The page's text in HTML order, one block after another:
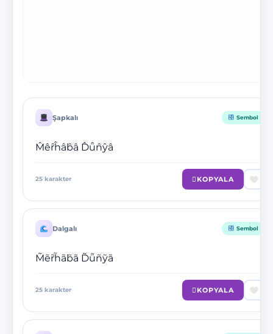
Şapkalı Sembol
M̂êr̂ĥâb̂â D̂ü̂n̂ŷâ
25 karakter KOPYALA
Dalgalı Sembol
M̃ẽr̃h̃ãb̃ã D̃ü̃ñỹã
25 karakter KOPYALA